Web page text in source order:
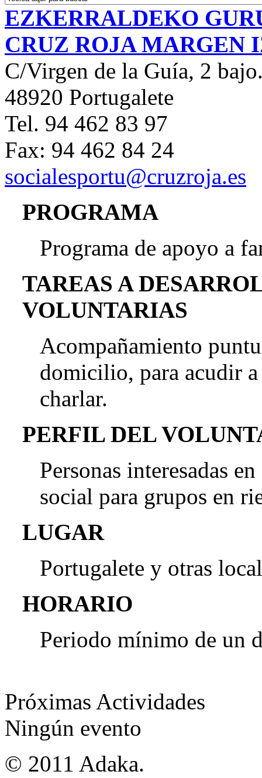
EZKERRALDEKO
CRUZ ROJA MARGEN
C/Virgen de la Guía, 2
48920 Portugalete
Tel. 94 462 83 97
Fax: 94 462 84 24
socialesportu@cruzroja.es
PROGRAMA
Programa de apoyo a
TAREAS A
VOLUNTARIAS
Acompañamiento
domicilio, para acudir a
charlar.
PERFIL DEL
Personas interesadas
social para grupos en
LUGAR
Portugalete y otras
HORARIO
Periodo mínimo de un
Próximas Actividades
Ningún evento
© 2011 Adaka.